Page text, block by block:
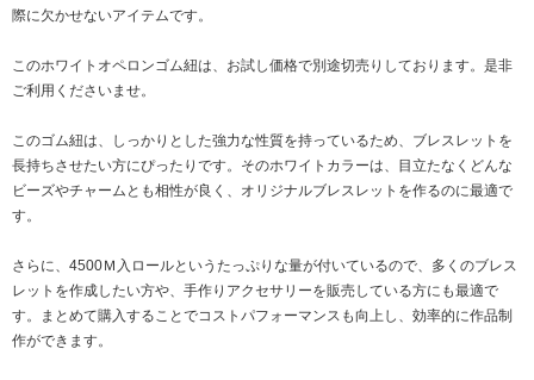
際に欠かせないアイテムです。
このホワイトオペロンゴム紐は、お試し価格で別途切売りしております。是非
ご利用くださいませ。
このゴム紐は、しっかりとした強力な性質を持っているため、ブレスレットを
長持ちさせたい方にぴったりです。そのホワイトカラーは、目立たなくどんな
ビーズやチャームとも相性が良く、オリジナルブレスレットを作るのに最適で
す。
さらに、4500Ｍ入ロールというたっぷりな量が付いているので、多くのブレス
レットを作成したい方や、手作りアクセサリーを販売している方にも最適で
す。まとめて購入することでコストパフォーマンスも向上し、効率的に作品制
作ができます。